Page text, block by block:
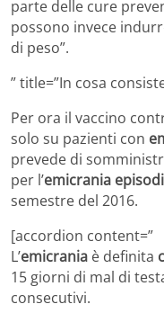
parte delle cure
possono invece
di peso”.
” title=”In cosa
Per ora il vaccino
solo su pazienti con
prevede di
per l’emicrania
semestre del 2016.
[accordion content=”
L’emicrania è definita
15 giorni di mal di
consecutivi.